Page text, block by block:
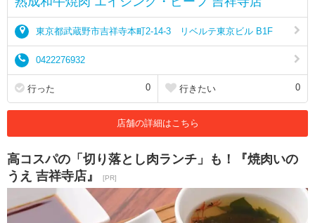
東京都武蔵野市吉祥寺本町2-14-3 リベルテ東京ビル B1F
0422276932
行った 0 行きたい 0
店舗の詳細はこちら
高コスパの「切り落とし肉ランチ」も！『焼肉いの
うえ 吉祥寺店』
[PR]